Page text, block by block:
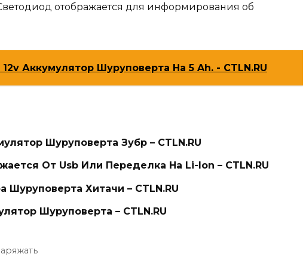
отображается для информирования об
Аккумулятор Шуруповерта На 5 Ah. - CTLN.RU
Шуруповерта Зубр – CTLN.RU
От Usb Или Переделка На Li-Ion – CTLN.RU
Шуруповерта Хитачи – CTLN.RU
Шуруповерта – CTLN.RU